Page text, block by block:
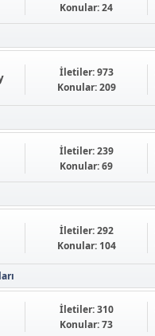
Konular: 24
İletiler: 973
Konular: 209
İletiler: 239
Konular: 69
İletiler: 292
Konular: 104
İletiler: 310
Konular: 73